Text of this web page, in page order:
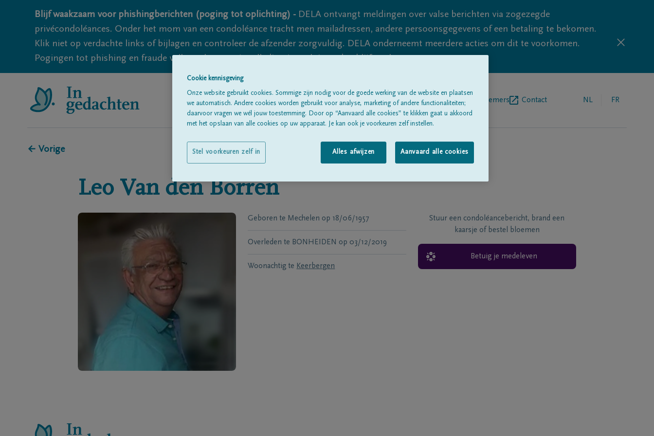
Blijf waakzaam voor phishingberichten (poging tot oplichting) - DELA ontvangt meldingen over valse berichten via zogezegde
privécondoléances. Onder het mom van een condoléance tracht men mailadressen, andere persoonsgegevens of een betaling te bekomen.
Klik niet op verdachte links of bijlagen en controleer de afzender zorgvuldig. DELA onderneemt meerdere acties om dit te voorkomen.
Pogingen tot phishing en fraude vallen echter nooit volledig uit te sluiten, dus blijf waakzaam.
Alle rouwberichtenOver onsBegrafenisondernemers Contact NL FR
← Vorige
Leo Van den Borren
Geboren te Mechelen op 18/06/1957
Overleden te BONHEIDEN op 03/12/2019
Woonachtig te Keerbergen
Stuur een condoléancebericht, brand een
kaarsje of bestel bloemen
Betuig je medeleven
Cookie kennisgeving
Onze website gebruikt cookies. Sommige zijn nodig voor de goede werking van de website en plaatsen
we automatisch. Andere cookies worden gebruikt voor analyse, marketing of andere functionaliteiten;
daarvoor vragen we wél jouw toestemming. Door op “Aanvaard alle cookies” te klikken gaat u akkoord
met het opslaan van alle cookies op uw apparaat. Je kan ook je voorkeuren zelf instellen.
Alles afwijzen Aanvaard alle cookies
Stel voorkeuren zelf in